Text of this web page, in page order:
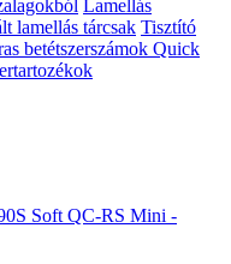
Lamellás
lamellás tárcsak Tisztító
betétszerszámok Quick